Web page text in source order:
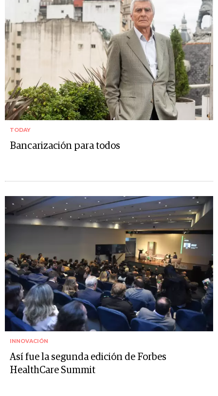
TODAY
Bancarización para todos
INNOVACIÓN
Así fue la segunda edición de Forbes
HealthCare Summit